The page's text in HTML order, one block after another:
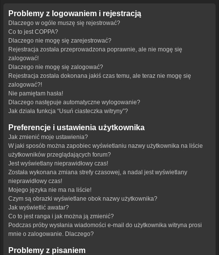
Problemy z logowaniem i rejestracją
Dlaczego w ogóle muszę się rejestrować?
Co to jest COPPA?
Dlaczego nie mogę się zarejestrować?
Rejestracja została przeprowadzona poprawnie, ale nie mogę się
zalogować!
Dlaczego nie mogę się zalogować?
Rejestracja została dokonana jakiś czas temu, ale teraz nie mogę się
zalogować?!
Nie pamiętam hasła!
Dlaczego następuje automatyczne wylogowanie?
Jak działa funkcja “Usuń ciasteczka witryny”?
Preferencje i ustawienia użytkownika
Jak zmienić moje ustawienia?
W jaki sposób można zapobiec wyświetlaniu nazwy użytkownika na liście
użytkowników przeglądających forum?
Jest wyświetlany nieprawidłowy czas!
Została wykonana zmiana strefy czasowej, a nadal jest wyświetlany
nieprawidłowy czas!
Mojego języka nie ma na liście!
Czym są obrazki wyświetlane obok nazwy użytkownika?
Jak wyświetlić awatar?
Co to jest ranga i jak można ją zmienić?
Podczas próby wysłania wiadomości e-mail do użytkownika witryna prosi
mnie o zalogowanie. Dlaczego?
Problemy z pisaniem